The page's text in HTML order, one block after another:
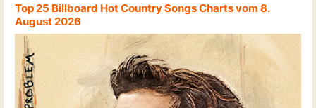
Top 25 Billboard Hot Country Songs Charts vom 8.
August 2026